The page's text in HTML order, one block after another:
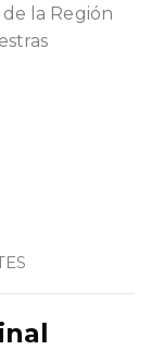
la Región